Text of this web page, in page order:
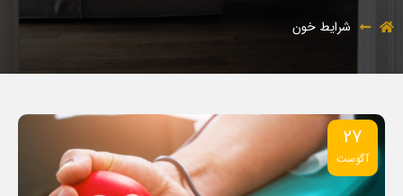
شرایط خون
27
آگوست